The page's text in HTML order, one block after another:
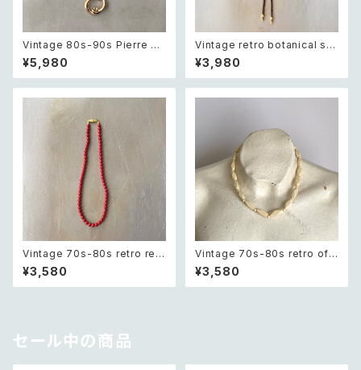
Vintage 80s-90s Pierre ca
rdin crystal bijou bicolor g
eometric necklace レトロ ヴ
ィンテージ アクセサリー ピエー
ー バイカラー ジオメトリック ネ
ックレス
¥5,980
Vintage retro botanical sai
ling ship intaglio loop tie
レトロ ヴィンテージ アクセサリ
ー 帆船 デザイン 裏彫り ループ
¥3,980
Vintage 70s-80s retro red
beads necklace レトロ ヴィ
ンテージ アクセサリー レッド 赤
ビーズ ネックレス
¥3,580
Vintage 70s-80s retro off
white beads necklace レト
ロ ヴィンテージ アクセサリー オ
フホワイト ビーズ ネックレス
¥3,580
セール中の商品